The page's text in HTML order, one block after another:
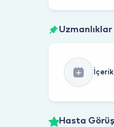
Uzmanlıklar
Hasta